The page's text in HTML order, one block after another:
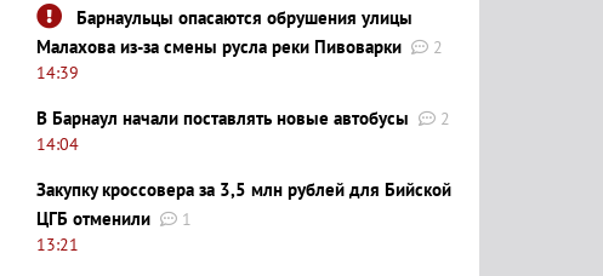
Барнаульцы опасаются обрушения улицы
Малахова из-за смены русла реки Пивоварки
2
14:39
В Барнаул начали поставлять новые автобусы
2
14:04
Закупку кроссовера за 3,5 млн рублей для Бийской
ЦГБ отменили
1
13:21